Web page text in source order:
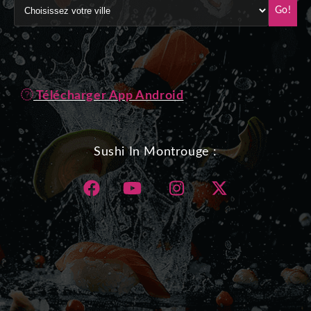
Go!
Télécharger App Android
Sushi In Montrouge :